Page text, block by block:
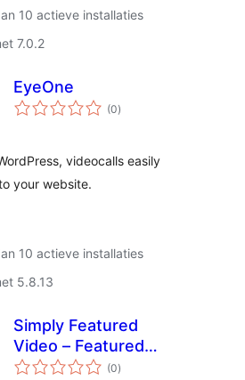
10 actieve installaties
7.0.2
EyeOne
(0totaal
waarderingen
)
videocalls easily
your website.
10 actieve installaties
5.8.13
Simply Featured
Video – Featured
video support for
(0totaal
waarderingen
)